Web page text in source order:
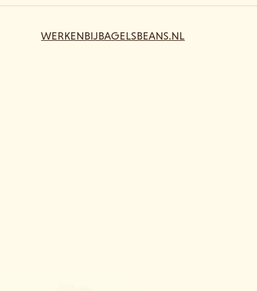
WERKENBIJBAGELSBEANS.NL